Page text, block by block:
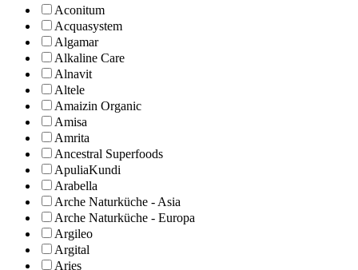
Aconitum
Acquasystem
Algamar
Alkaline Care
Alnavit
Altele
Amaizin Organic
Amisa
Amrita
Ancestral Superfoods
ApuliaKundi
Arabella
Arche Naturküche - Asia
Arche Naturküche - Europa
Argileo
Argital
Aries